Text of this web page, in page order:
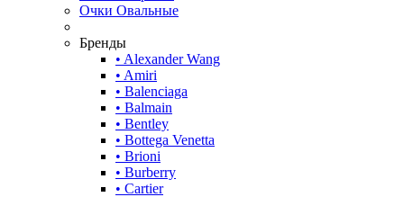
Очки Овальные
Бренды
• Alexander Wang
• Amiri
• Balenciaga
• Balmain
• Bentley
• Bottega Venetta
• Brioni
• Burberry
• Cartier